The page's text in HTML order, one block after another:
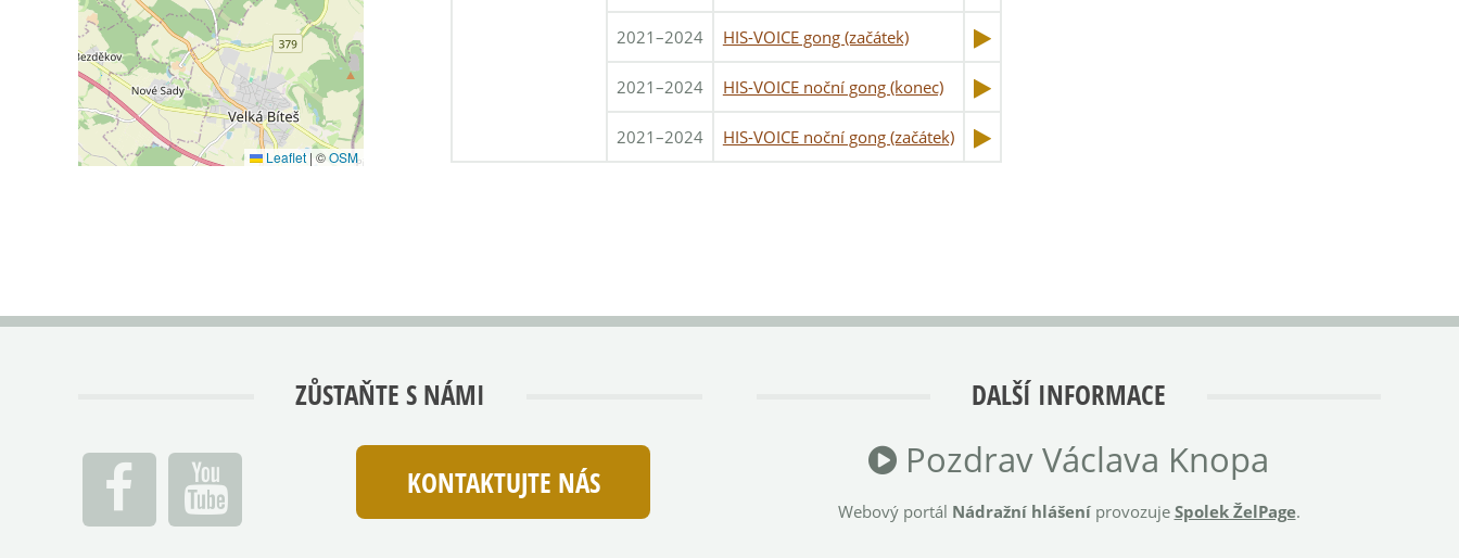
Leaflet | ©OSM
2021–2024 HIS-VOICE gong (začátek)
2021–2024 HIS-VOICE noční gong (konec)
2021–2024 HIS-VOICE noční gong (začátek)
ZŮSTAŇTE S NÁMI
KONTAKTUJTE NÁS
DALŠÍ INFORMACE
Pozdrav Václava Knopa
Webový portál Nádražní hlášeníprovozuje Spolek ŽelPage.